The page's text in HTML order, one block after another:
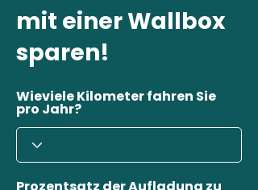
mit einer Wallbox
sparen!
Wieviele Kilometer fahren Sie
pro Jahr?